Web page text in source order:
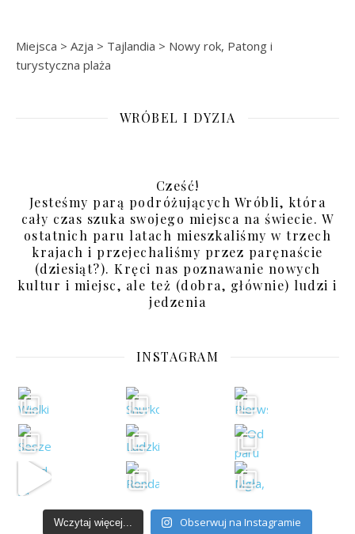
Miejsca > Azja > Tajlandia > Nowy rok, Patong i
turystyczna plaża
WRÓBEL I DYZIA
Cześć!
Jesteśmy parą podróżujących Wróbli, która
cały czas szuka swojego miejsca na świecie. W
ostatnich paru latach mieszkaliśmy w trzech
krajach i przejechaliśmy przez paręnaście
(dziesiąt?). Kręci nas poznawanie nowych
kultur i miejsc, ale też (dobra, głównie) ludzi i
jedzenia
INSTAGRAM
Wczytaj więcej... Obserwuj na Instagramie